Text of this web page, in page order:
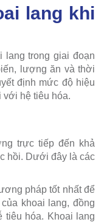
lang khi
trong giai đoạn
lượng ăn và thời
định mức độ hiệu
với hệ tiêu hóa.
trực tiếp đến khả
hồi. Dưới đây là các
pháp tốt nhất để
khoai lang, đồng
tiêu hóa. Khoai lang